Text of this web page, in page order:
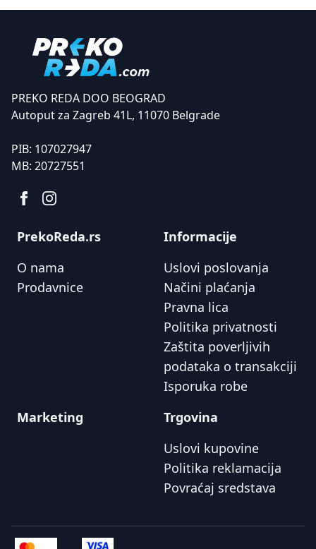
PREKO REDA DOO BEOGRAD
Autoput za Zagreb 41L, 11070 Belgrade
PIB: 107027947
MB: 20727551
PrekoReda.rs
O nama
Prodavnice
Informacije
Uslovi poslovanja
Načini plaćanja
Pravna lica
Politika privatnosti
Zaštita poverljivih
podataka o transakciji
Isporuka robe
Marketing
Trgovina
Uslovi kupovine
Politika reklamacija
Povraćaj sredstava